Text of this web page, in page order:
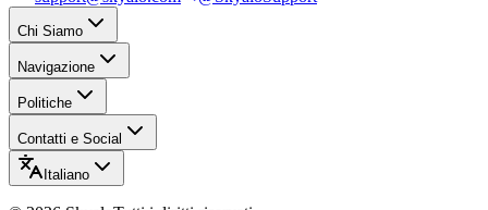
Chi Siamo
Navigazione
Politiche
Contatti e Social
Italiano